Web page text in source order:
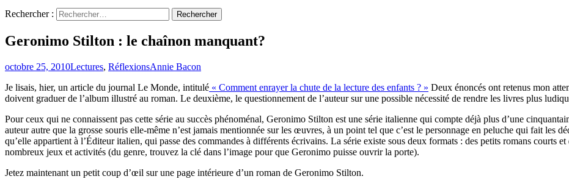
Rechercher :
Geronimo Stilton : le chaînon manquant?
octobre 25, 2010Lectures, RéflexionsAnnie Bacon
Je lisais, hier, un article du journal Le Monde, intitulé « Comment enrayer la chute de la lecture des enfants ? » Deux énoncés ont retenus mon
doivent graduer de l’album illustré au roman. Le deuxième, le questionnement de l’auteur sur une possible nécessité de rendre les livres plus
Pour ceux qui ne connaissent pas cette série au succès phénoménal, Geronimo Stilton est une série italienne qui compte déjà plus d’une
auteur autre que la grosse souris elle-même n’est jamais mentionnée sur les œuvres, à un point tel que c’est le personnage en peluche qui fait les
qu’elle appartient à l’Éditeur italien, qui passe des commandes à différents écrivains. La série existe sous deux formats : des petits romans courts
nombreux jeux et activités (du genre, trouvez la clé dans l’image pour que Geronimo puisse ouvrir la porte).
Jetez maintenant un petit coup d’œil sur une page intérieure d’un roman de Geronimo Stilton.